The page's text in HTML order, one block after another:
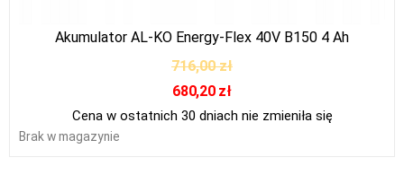
Akumulator AL-KO Energy-Flex 40V B150 4 Ah
716,00zł
680,20 zł
Cena w ostatnich 30 dniach nie zmieniła się
Brak w magazynie